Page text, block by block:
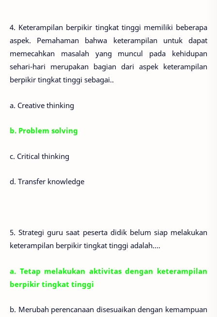
4. Keterampilan berpikir tingkat tinggi memiliki beberapa
aspek. Pemahaman bahwa keterampilan untuk dapat
memecahkan masalah yang muncul pada kehidupan
sehari-hari merupakan bagian dari aspek keterampilan
berpikir tingkat tinggi sebagai..
a. Creative thinking
b. Problem solving
c. Critical thinking
d. Transfer knowledge
5. Strategi guru saat peserta didik belum siap melakukan
keterampilan berpikir tingkat tinggi adalah....
a. Tetap melakukan aktivitas dengan keterampilan
berpikir tingkat tinggi
b. Merubah perencanaan disesuaikan dengan kemampuan